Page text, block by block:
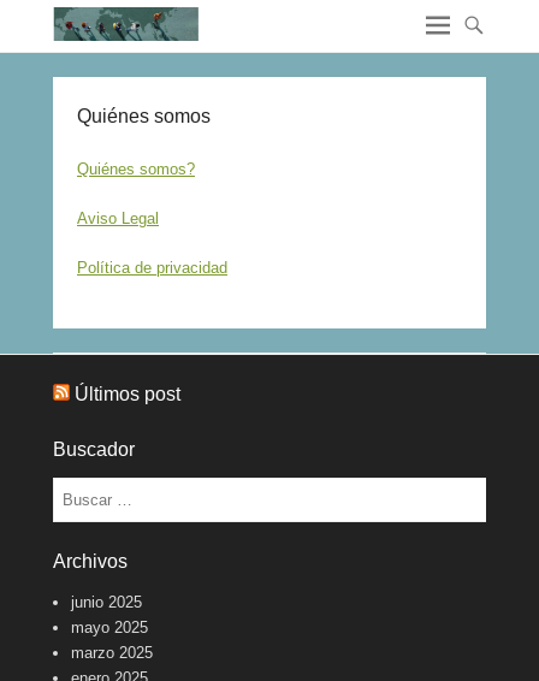
Quiénes somos
Quiénes somos?
Aviso Legal
Política de privacidad
Últimos post
Buscador
Buscar
Archivos
junio 2025
mayo 2025
marzo 2025